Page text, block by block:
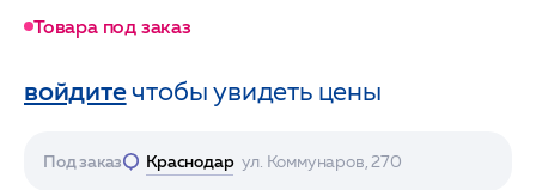
Товара под заказ
войдитечтобы увидеть цены
Под заказ Краснодар ул. Коммунаров, 270